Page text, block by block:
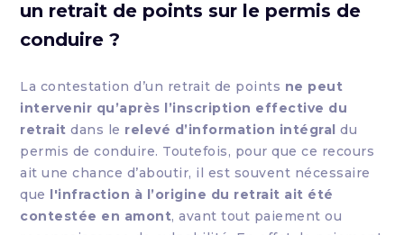
un retrait de points sur le permis de
conduire ?
La contestation d’un retrait de points ne peut
intervenir qu’après l’inscription effective du
retrait dans le relevé d’information intégral du
permis de conduire. Toutefois, pour que ce recours
ait une chance d’aboutir, il est souvent nécessaire
que l'infraction à l’origine du retrait ait été
contestée en amont, avant tout paiement ou